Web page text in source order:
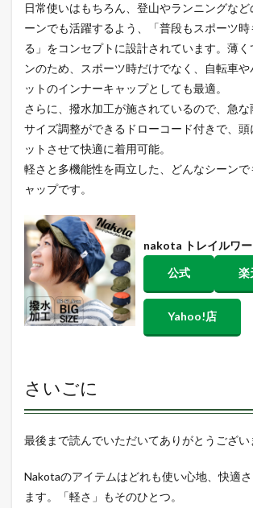
日常使いはもちろん、登山やランニングな
ーンでも活躍するよう、「普段もスポーツ
る」をコンセプトに設計されています。薄く
ンのため、スポーツ時だけでなく、自転車や
ットのインナーキャップとしても最適。
さらに、撥水加工が施されているので、急な
サイズ調整ができるドローコード付きで、頭
ットさせて快適に着用可能。
軽さと多機能性を両立した、どんなシーン
ャップです。
nakota トレイルワ
公式
楽
Yahoo!店
さいごに
最後まで読んでいただいてありがとうござい
Nakotaのアイテムはどれも使い心地、快適
ます。「軽さ」もそのひとつ。